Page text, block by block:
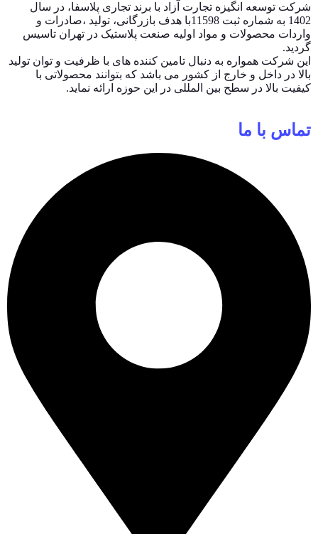
شرکت توسعه انگیزه تجارت آزاد با برند تجاری پلاسفا، در سال
1402 به شماره ثبت 11598با هدف بازرگانی، تولید ،صادرات و
واردات محصولات و مواد اولیه صنعت پلاستیک در تهران تاسیس
گردید.
این شرکت همواره به دنبال تامین کننده های با ظرفیت و توان تولید
بالا در داخل و خارج از کشور می باشد که بتوانند محصولاتی با
کیفیت بالا در سطح بین المللی در این حوزه ارائه نماید.
تماس با ما